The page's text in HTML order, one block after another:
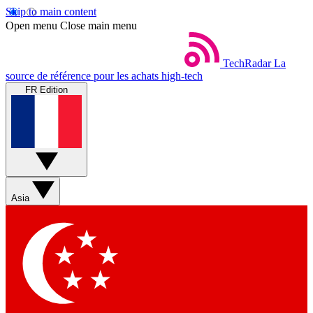
Skip to main content
Open menu Close main menu
TechRadar La
source de référence pour les achats high-tech
FR Edition
Asia